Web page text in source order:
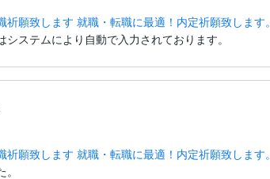
願致します 就職・転職に最適！内定祈願致します。
システムにより自動で入力されております。
願致します 就職・転職に最適！内定祈願致します。